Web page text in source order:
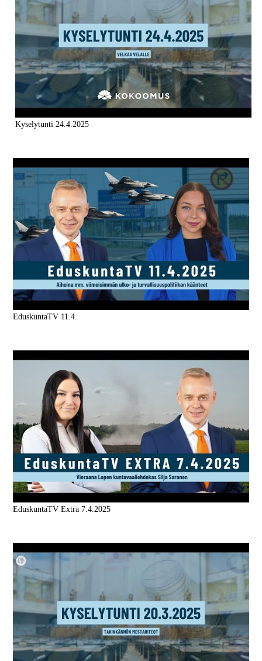
Kyselytunti 24.4.2025
EduskuntaTV 11.4.
EduskuntaTV Extra 7.4.2025